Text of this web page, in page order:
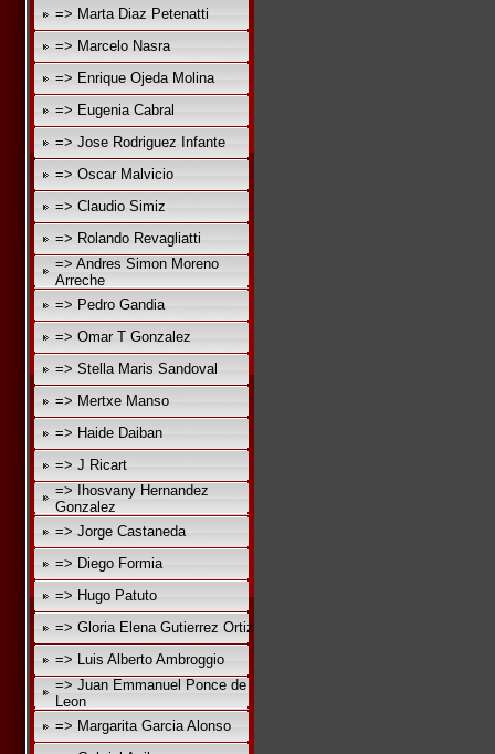
=> Marta Diaz Petenatti
=> Marcelo Nasra
=> Enrique Ojeda Molina
=> Eugenia Cabral
=> Jose Rodriguez Infante
=> Oscar Malvicio
=> Claudio Simiz
=> Rolando Revagliatti
=> Andres Simon Moreno
Arreche
=> Pedro Gandia
=> Omar T Gonzalez
=> Stella Maris Sandoval
=> Mertxe Manso
=> Haide Daiban
=> J Ricart
=> Ihosvany Hernandez
Gonzalez
=> Jorge Castaneda
=> Diego Formia
=> Hugo Patuto
=> Gloria Elena Gutierrez Ortiz
=> Luis Alberto Ambroggio
=> Juan Emmanuel Ponce de
Leon
=> Margarita Garcia Alonso